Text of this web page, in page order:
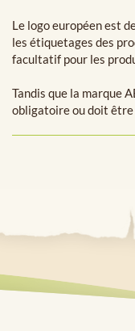
Le logo européenest
les étiquetages des
facultatif pour les
Tandis que la marque
obligatoire ou doit être